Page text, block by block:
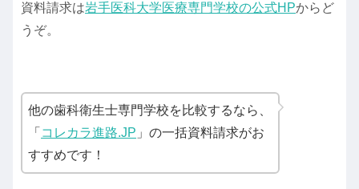
資料請求は岩手医科大学医療専門学校の公式HPからど
うぞ。
他の歯科衛生士専門学校を比較するなら、
「 コレカラ進路.JP 」の一括資料請求がお
すすめです！